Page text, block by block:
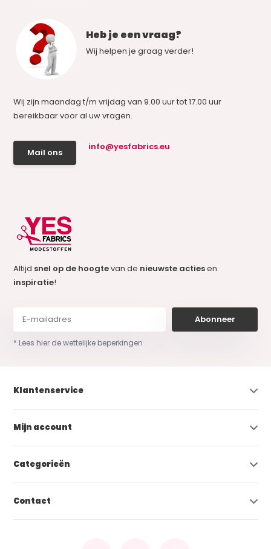
Heb je een vraag?
Wij helpen je graag verder!
Wij zijn maandag t/m vrijdag van 9.00 uur tot 17.00 uur
bereikbaar voor al uw vragen.
Mail ons
info@yesfabrics.eu
Altijd snel op de hoogtevan de nieuwste actiesen
inspiratie!
Abonneer
* Lees hier de wettelijke beperkingen
Klantenservice
Mijn account
Categorieën
Contact